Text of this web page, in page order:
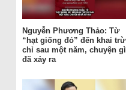
Nguyễn Phương Thảo: Từ
“hạt giống đỏ” đến khai trừ
chỉ sau một năm, chuyện gì
đã xảy ra